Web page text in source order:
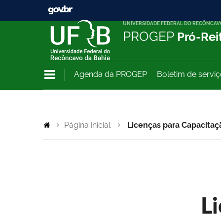
UNIVERSIDADE FEDERAL DO
PROGEP Pró-
Agenda da PROGEP Boletim de
Página inicial Licenças para